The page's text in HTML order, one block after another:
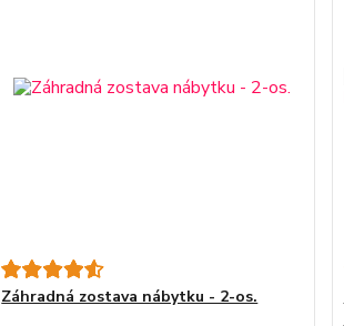
Záhradná zostava nábytku - 2-os.